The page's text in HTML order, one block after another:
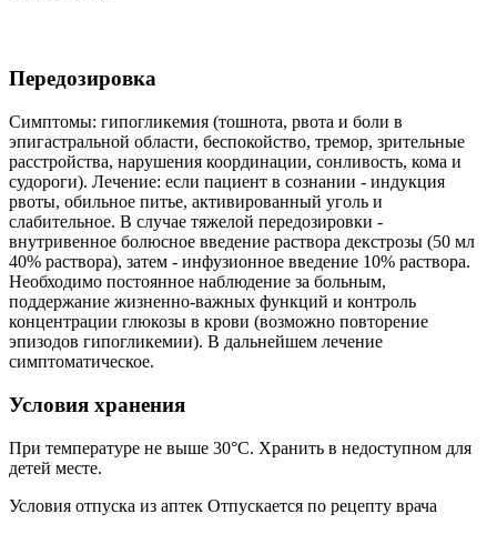
Передозировка
Симптомы: гипогликемия (тошнота, рвота и боли в
эпигастральной области, беспокойство, тремор, зрительные
расстройства, нарушения координации, сонливость, кома и
судороги). Лечение: если пациент в сознании - индукция
рвоты, обильное питье, активированный уголь и
слабительное. В случае тяжелой передозировки -
внутривенное болюсное введение раствора декстрозы (50 мл
40% раствора), затем - инфузионное введение 10% раствора.
Необходимо постоянное наблюдение за больным,
поддержание жизненно-важных функций и контроль
концентрации глюкозы в крови (возможно повторение
эпизодов гипогликемии). В дальнейшем лечение
симптоматическое.
Условия хранения
При температуре не выше 30°С. Хранить в недоступном для
детей месте.
Условия отпуска из аптек Отпускается по рецепту врача